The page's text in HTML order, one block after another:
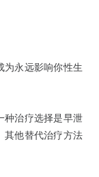
为永远影响你性生
种治疗选择是早泄
其他替代治疗方法